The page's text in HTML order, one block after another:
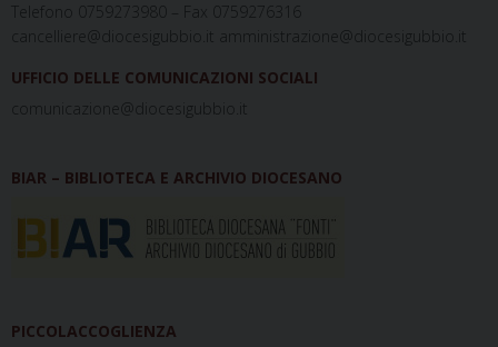
Telefono 0759273980 – Fax 0759276316
cancelliere@diocesigubbio.it amministrazione@diocesigubbio.it
UFFICIO DELLE COMUNICAZIONI SOCIALI
comunicazione@diocesigubbio.it
BIAR – BIBLIOTECA E ARCHIVIO DIOCESANO
PICCOLACCOGLIENZA